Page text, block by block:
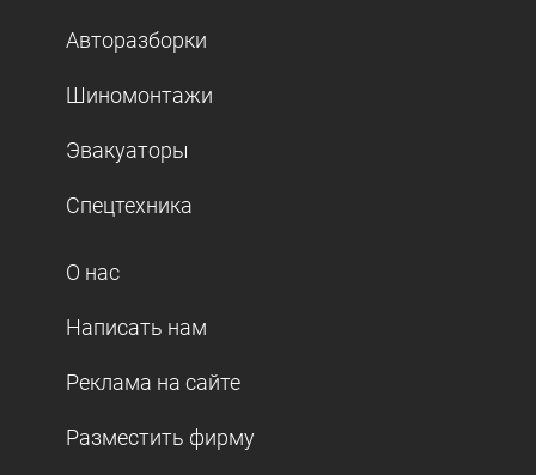
Авторазборки
Шиномонтажи
Эвакуаторы
Спецтехника
О нас
Написать нам
Реклама на сайте
Разместить фирму